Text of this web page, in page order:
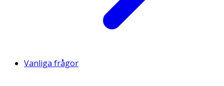
Vanliga frågor